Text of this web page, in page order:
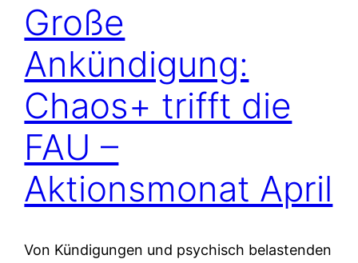
Große
Ankündigung:
Chaos+ trifft die
FAU –
Aktionsmonat April
Von Kündigungen und psychisch belastenden